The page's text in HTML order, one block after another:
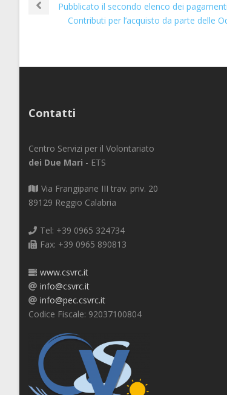
Pubblicato il secondo elenco dei
Contributi per l’acquisto da parte delle
Contatti
Centro Servizi per il Volontariato
dei Due Mari - ETS
Via Frangipane III trav. priv. 20
89129 Reggio Calabria
Tel: +39 0965 324734
Fax: +39 0965 890813
www.csvrc.it
info@csvrc.it
info@pec.csvrc.it
Codice Fiscale: 92037100804